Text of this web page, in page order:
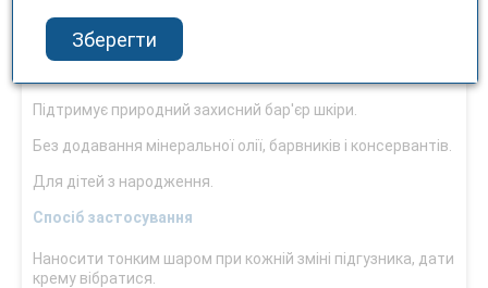
Насичена формула з оксидом цинку, екстрактом
ромашки і пантенолом знижує ризик почервоніння і
подразнення шкіри. Спеціальний захисний комплекс з
Підтримує природний захисний бар'єр шкіри.
Без додавання мінеральної олії, барвників і консервантів.
Для дітей з народження.
Спосіб застосування
Наносити тонким шаром при кожній зміні підгузника, дати
крему вібратися.
Зберегти